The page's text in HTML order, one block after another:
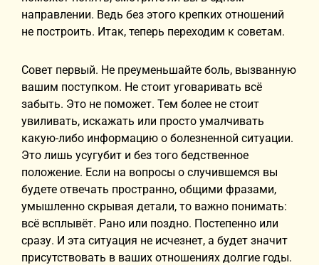
направлении. Ведь без этого крепких отношений
не построить. Итак, теперь переходим к советам.
Совет первый. Не преуменьшайте боль, вызванную
вашим поступком. Не стоит уговаривать всё
забыть. Это не поможет. Тем более не стоит
увиливать, искажать или просто умалчивать
какую-либо информацию о болезненной ситуации.
Это лишь усугубит и без того бедственное
положение. Если на вопросы о случившемся вы
будете отвечать пространно, общими фразами,
умышленно скрывая детали, то важно понимать:
всё всплывёт. Рано или поздно. Постепенно или
сразу. И эта ситуация не исчезнет, а будет значит
присутствовать в ваших отношениях долгие годы.